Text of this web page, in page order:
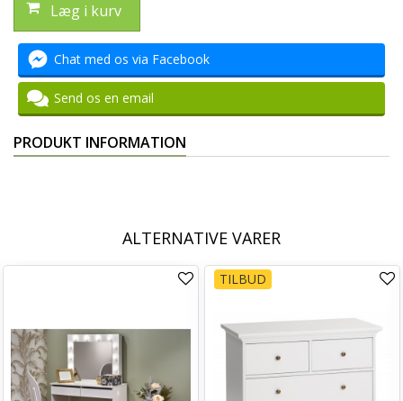
Læg i kurv
Chat med os via Facebook
Send os en email
PRODUKT INFORMATION
ALTERNATIVE VARER
TILBUD